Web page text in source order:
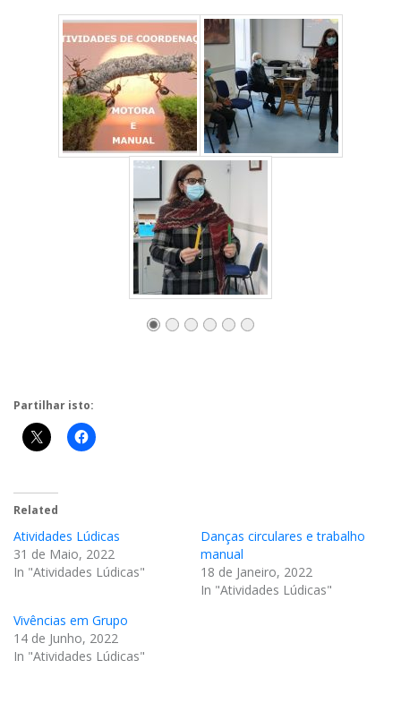
Partilhar isto:
Related
Atividades Lúdicas
31 de Maio, 2022
In "Atividades Lúdicas"
Danças circulares e trabalho
manual
18 de Janeiro, 2022
In "Atividades Lúdicas"
Vivências em Grupo
14 de Junho, 2022
In "Atividades Lúdicas"